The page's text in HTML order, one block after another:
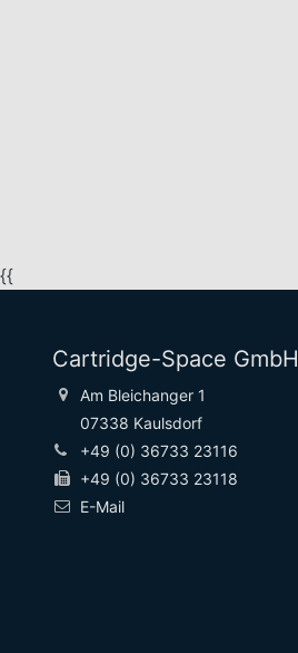
{{
Cartridge-Space GmbH
Am Bleichanger 1
07338 Kaulsdorf
+49 (0) 36733 23116
+49 (0) 36733 23118
E-Mail